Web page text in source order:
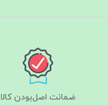
ضمانت اصل‌بودن کالا